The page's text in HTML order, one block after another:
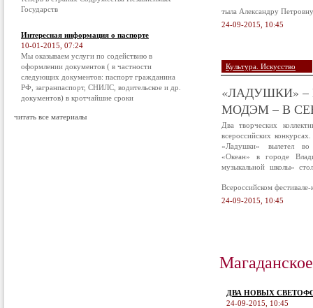
Государств
Интересная информация о паспорте
10-01-2015, 07:24
Мы оказываем услуги по содействию в
оформлении документов ( в частности
следующих документов: паспорт гражданина
РФ, загранпаспорт, СНИЛС, водительское и др.
документов) в кротчайшие сроки
читать все материалы
тыла Александру
24-09-2015, 10:45
Культура. Искусство
«ЛАДУШКИ» –
МОДЭМ – В
Два творческих
всероссийских
«Ладушки» вылетел во
«Океан» в городе
музыкальной школы»
Всероссийском
24-09-2015, 10:45
ДВА НОВЫХ
24-09-2015, 10:45